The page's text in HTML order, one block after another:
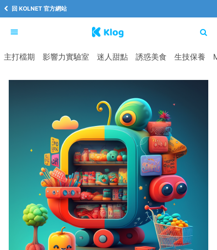
回 KOLNET 官方網站
主打檔期 影響力實驗室 迷人甜點 誘惑美食 生技保養